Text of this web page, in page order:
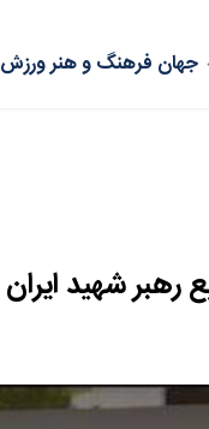
جهان فرهنگ و هنرورزش
شهید ایران